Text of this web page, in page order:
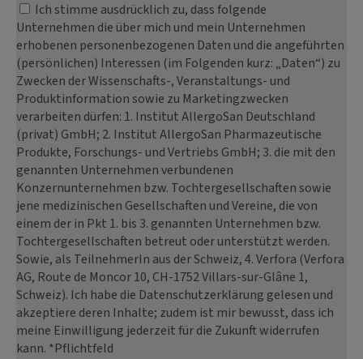
Ich stimme ausdrücklich zu, dass folgende
Unternehmen die über mich und mein Unternehmen
erhobenen personenbezogenen Daten und die angeführten
(persönlichen) Interessen (im Folgenden kurz: „Daten“) zu
Zwecken der Wissenschafts-, Veranstaltungs- und
Produktinformation sowie zu Marketingzwecken
verarbeiten dürfen: 1. Institut AllergoSan Deutschland
(privat) GmbH; 2. Institut AllergoSan Pharmazeutische
Produkte, Forschungs- und Vertriebs GmbH; 3. die mit den
genannten Unternehmen verbundenen
Konzernunternehmen bzw. Tochtergesellschaften sowie
jene medizinischen Gesellschaften und Vereine, die von
einem der in Pkt 1. bis 3. genannten Unternehmen bzw.
Tochtergesellschaften betreut oder unterstützt werden.
Sowie, als TeilnehmerIn aus der Schweiz, 4. Verfora (Verfora
AG, Route de Moncor 10, CH-1752 Villars-sur-Glâne 1,
Schweiz). Ich habe die Datenschutzerklärung gelesen und
akzeptiere deren Inhalte; zudem ist mir bewusst, dass ich
meine Einwilligung jederzeit für die Zukunft widerrufen
kann. *Pflichtfeld